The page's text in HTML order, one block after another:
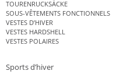
TOURENRUCKSÄCKE
SOUS-VÊTEMENTS FONCTIONNELS
VESTES D’HIVER
VESTES HARDSHELL
VESTES POLAIRES
Sports d’hiver